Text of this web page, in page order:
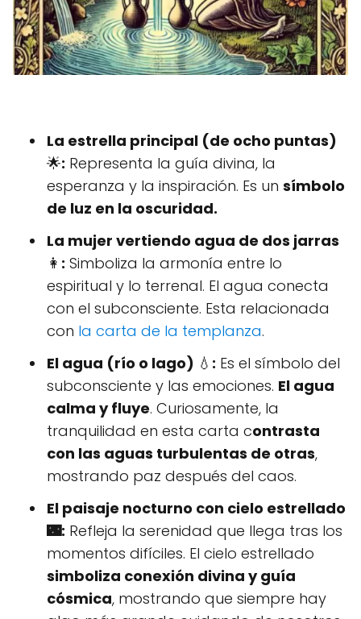
La estrella principal (de ocho puntas)
🌟: Representa la guía divina, la
esperanza y la inspiración. Es un símbolo
de luz en la oscuridad.
La mujer vertiendo agua de dos jarras
👩 : Simboliza la armonía entre lo
espiritual y lo terrenal. El agua conecta
con el subconsciente. Esta relacionada
con la carta de la templanza.
El agua (río o lago) 💧 : Es el símbolo del
subconsciente y las emociones. El agua
calma y fluye. Curiosamente, la
tranquilidad en esta carta contrasta
con las aguas turbulentas de otras,
mostrando paz después del caos.
El paisaje nocturno con cielo estrellado
🌃: Refleja la serenidad que llega tras los
momentos difíciles. El cielo estrellado
simboliza conexión divina y guía
cósmica, mostrando que siempre hay